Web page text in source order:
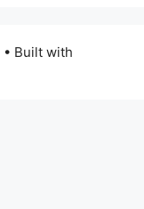
• Built with